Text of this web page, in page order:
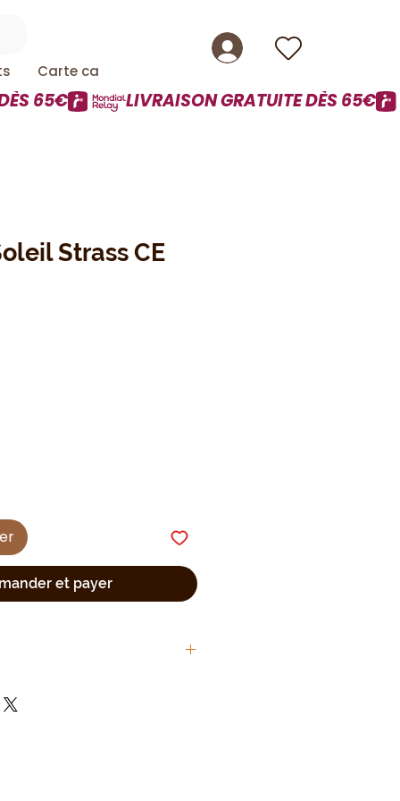
Carte cadeau
Strass CE
et payer